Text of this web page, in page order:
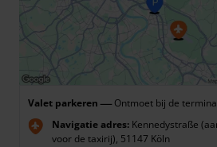
Valet parkeren — Ontmoet bij de
Navigatie adres: Kennedystraße
voor de taxirij), 51147 Köln